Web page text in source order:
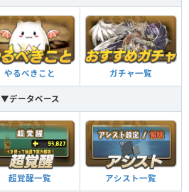
やるべきこと ガチャ一覧
▼データベース
超覚醒一覧 アシスト一覧